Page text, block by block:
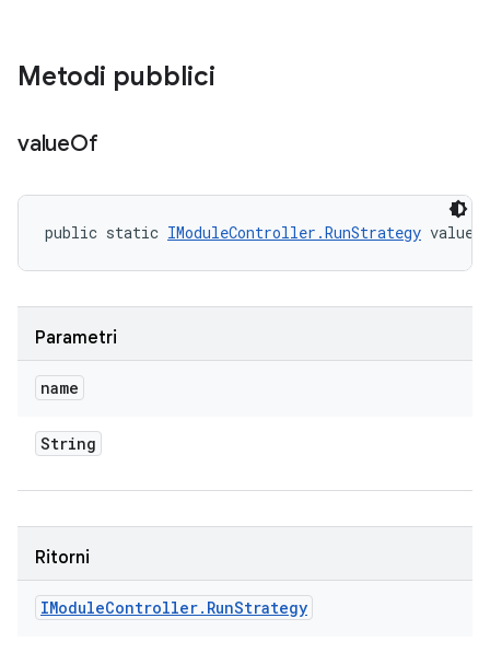
Metodi pubblici
valueOf
public static IModuleController.RunStrategy
Parametri
name
String
Ritorni
IModuleController. RunStrategy